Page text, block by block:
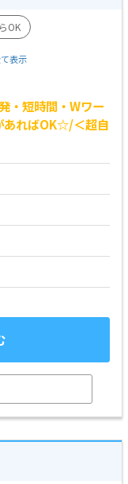
OK
表示
・短時間・Wワー
あればOK☆/＜超自